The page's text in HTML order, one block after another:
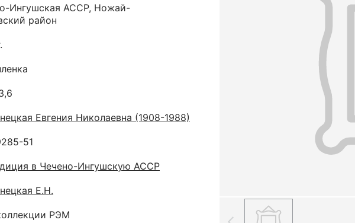
Ингушская ACCP, Ножай-
район
Евгения Николаевна (1908-1988)
51
в Чечено-Ингушскую АССР
Е.Н.
РЭМ